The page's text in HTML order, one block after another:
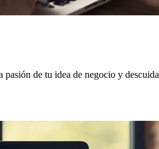
de tu idea de negocio y